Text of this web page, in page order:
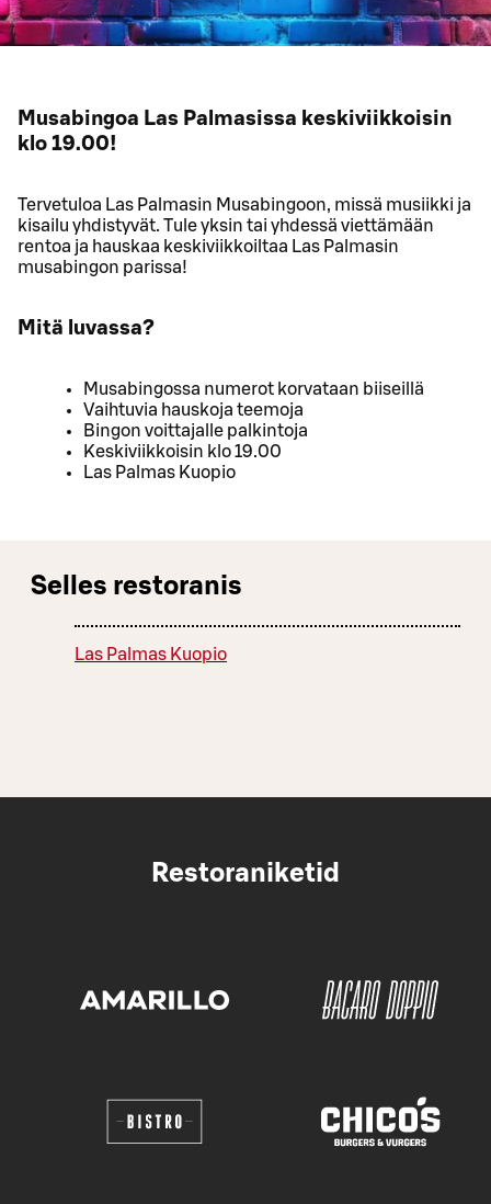
Musabingoa Las Palmasissa keskiviikkoisin
klo 19.00!
Tervetuloa Las Palmasin Musabingoon, missä musiikki ja
kisailu yhdistyvät. Tule yksin tai yhdessä viettämään
rentoa ja hauskaa keskiviikkoiltaa Las Palmasin
musabingon parissa!
Mitä luvassa?
Musabingossa numerot korvataan biiseillä
Vaihtuvia hauskoja teemoja
Bingon voittajalle palkintoja
Keskiviikkoisin klo 19.00
Las Palmas Kuopio
Selles restoranis
Las Palmas Kuopio
Restoraniketid